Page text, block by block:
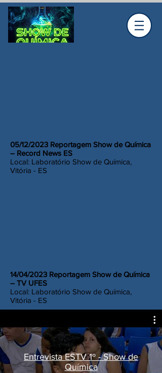
05/12/2023 Reportagem Show de Química
– Record News ES
Local: Laboratório Show de Química,
Vitória - ES
14/04/2023 Reportagem Show de Química
– TV UFES
Local: Laboratório Show de Química,
Vitória - ES
Entrevista ESTV 1º - Show de
Química